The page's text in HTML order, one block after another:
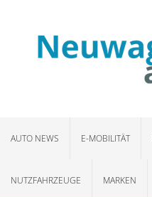
AUTO NEWS E-MOBILITÄT
NUTZFAHRZEUGE MARKEN